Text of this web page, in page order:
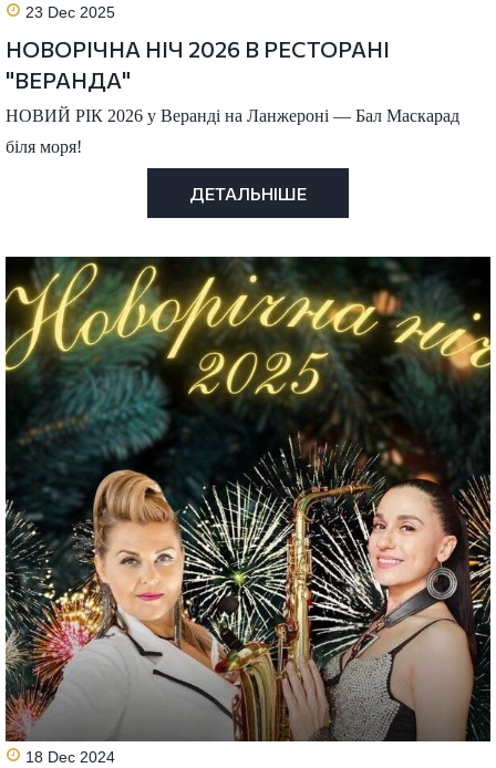
23 Dec 2025
НОВОРІЧНА НІЧ 2026 В РЕСТОРАНІ
"ВЕРАНДА"
НОВИЙ РІК 2026 у Веранді на Ланжероні — Бал Маскарад
біля моря!
ДЕТАЛЬНІШЕ
18 Dec 2024